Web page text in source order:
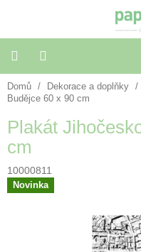
Balení
dárků
Dekorace
a
doplňky
Škola
Domů / Dekorace a doplňky /
Budějce 60 x 90 cm
Plakát
cm
10000811
Novinka